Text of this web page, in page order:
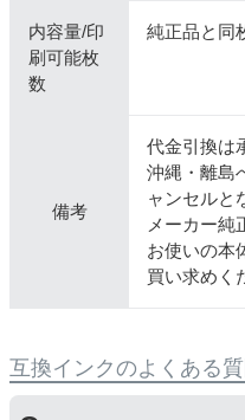
内容量/印
刷可能枚
数
純正品と同
備考
代金引換は
沖縄・離島
ャンセルと
メーカー純
お使いの本
買い求めく
互換インクのよくある